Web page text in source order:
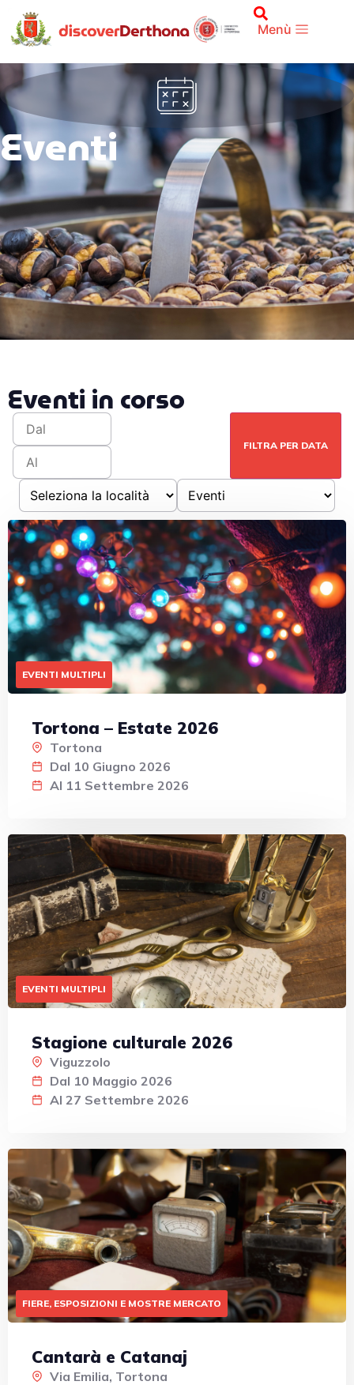
Menù
Eventi
Eventi in corso
FILTRA PER DATA
EVENTI MULTIPLI
Tortona – Estate 2026
Tortona
Dal 10 Giugno 2026
Al 11 Settembre 2026
EVENTI MULTIPLI
Stagione culturale 2026
Viguzzolo
Dal 10 Maggio 2026
Al 27 Settembre 2026
FIERE, ESPOSIZIONI E MOSTRE MERCATO
Cantarà e Catanaj
Via Emilia, Tortona